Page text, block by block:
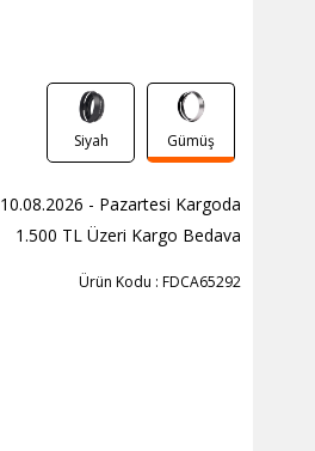
Siyah Gümüş
10.08.2026 - Pazartesi Kargoda
1.500 TL Üzeri Kargo Bedava
Ürün Kodu : FDCA65292